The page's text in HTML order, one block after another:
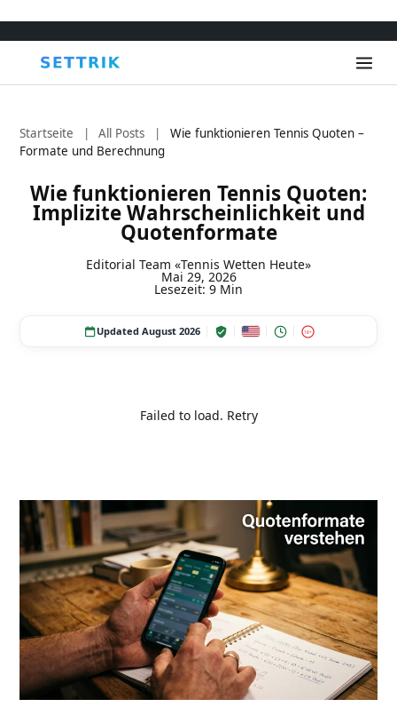
Startseite | All Posts |
Wie funktionieren Tennis Quoten –
Formate und Berechnung
Wie funktionieren Tennis Quoten:
Implizite Wahrscheinlichkeit und
Quotenformate
Editorial Team «Tennis Wetten Heute»
Mai 29, 2026
Lesezeit: 9 Min
Updated August 2026 18+
Failed to load. Retry